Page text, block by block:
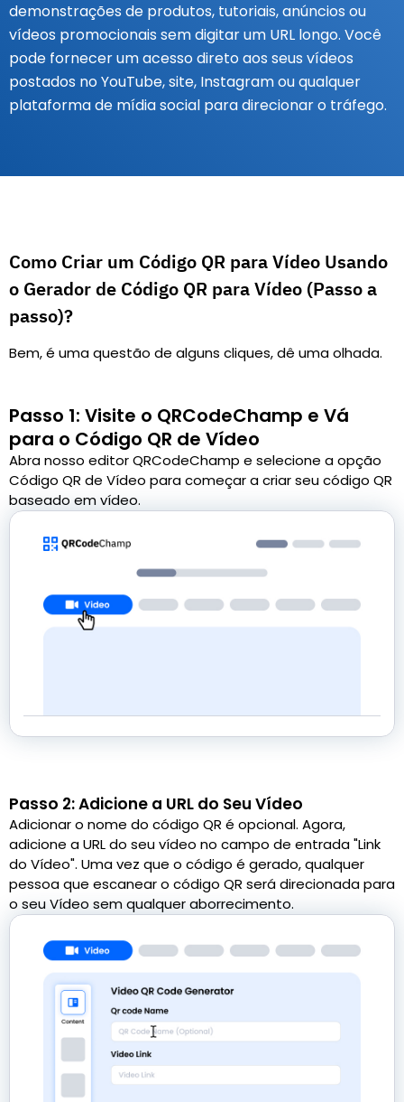
demonstrações de produtos, tutoriais, anúncios ou
vídeos promocionais sem digitar um URL longo. Você
pode fornecer um acesso direto aos seus vídeos
postados no YouTube, site, Instagram ou qualquer
plataforma de mídia social para direcionar o tráfego.
Como Criar um Código QR para Vídeo Usando
o Gerador de Código QR para Vídeo (Passo a
passo)?
Bem, é uma questão de alguns cliques, dê uma olhada.
Passo 1: Visite o QRCodeChamp e Vá
para o Código QR de Vídeo
Abra nosso editor QRCodeChamp e selecione a opção
Código QR de Vídeo para começar a criar seu código QR
baseado em vídeo.
Passo 2: Adicione a URL do Seu Vídeo
Adicionar o nome do código QR é opcional. Agora,
adicione a URL do seu vídeo no campo de entrada "Link
do Vídeo". Uma vez que o código é gerado, qualquer
pessoa que escanear o código QR será direcionada para
o seu Vídeo sem qualquer aborrecimento.